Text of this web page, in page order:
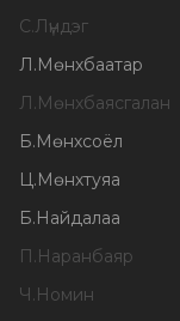
С.Лүндэг
Л.Мөнхбаатар
Л.Мөнхбаясгалан
Б.Мөнхсоёл
Ц.Мөнхтуяа
Б.Найдалаа
П.Наранбаяр
Ч.Номин